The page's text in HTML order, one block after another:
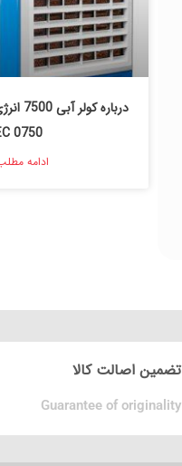
0750
ادامه
تضمین اصالت کالا
Guarantee of originality